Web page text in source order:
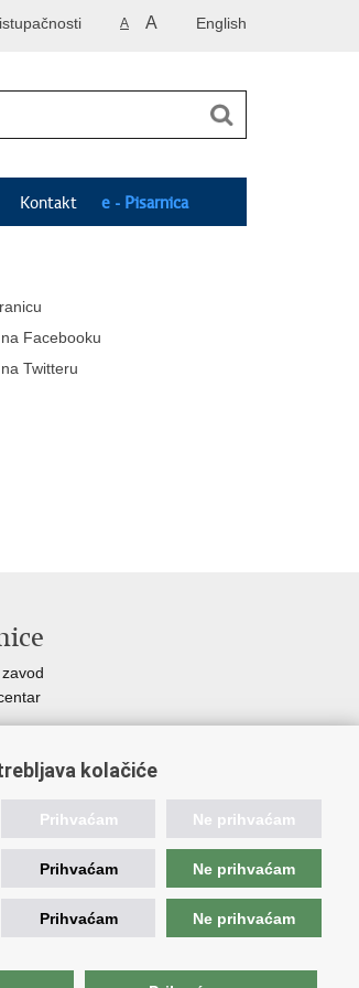
English
A A
Kontakt e - Pisarnica
Facebooku
Twitteru
podvodnu arheologiju u Zadru
kolačiće
Prihvaćam Ne prihvaćam
Prihvaćam Ne prihvaćam
Prihvaćam Ne prihvaćam